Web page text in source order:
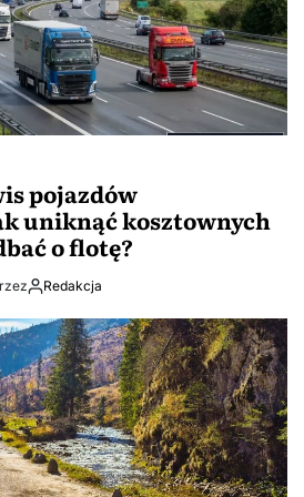
pojazdów
uniknąć kosztownych
o flotę?
Redakcja